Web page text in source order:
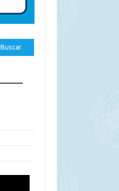
Buscar